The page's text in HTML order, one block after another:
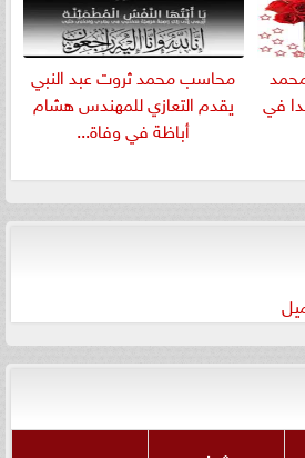
في
​محاسب محمد ثروت عبد النبي
يقدم التعازي للمهندس هشام
أباظة في وفاة...